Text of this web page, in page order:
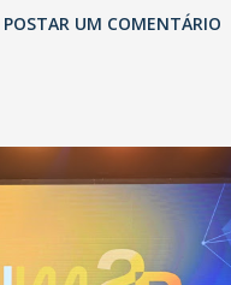
do Estado na
e de cuidados com os
“Nós não estamos
temos em todos os
dengue, influenza ou
POSTAR UM COMENTÁRIO